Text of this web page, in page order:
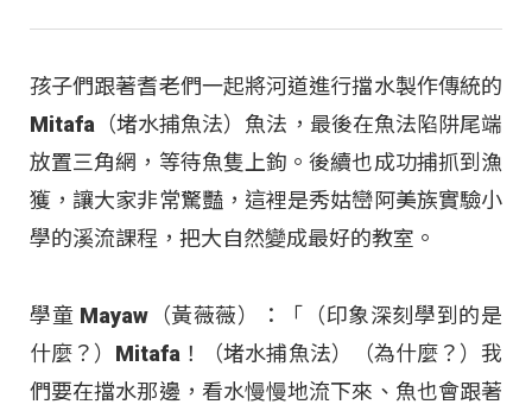
孩子們跟著耆老們一起將河道進行擋水製作傳統的
Mitafa（堵水捕魚法）魚法，最後在魚法陷阱尾端
放置三角網，等待魚隻上鉤。後續也成功捕抓到漁
獲，讓大家非常驚豔，這裡是秀姑巒阿美族實驗小
學的溪流課程，把大自然變成最好的教室。
學童 Mayaw（黃薇薇）：「（印象深刻學到的是
什麼？）Mitafa！（堵水捕魚法）（為什麼？）我
們要在擋水那邊，看水慢慢地流下來、魚也會跟著